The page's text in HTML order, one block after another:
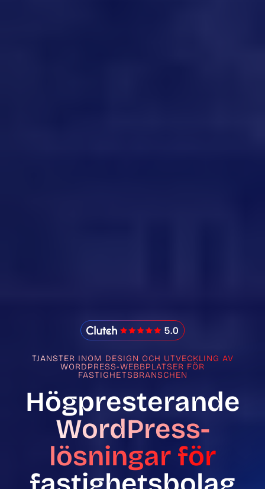
IMADO Reviews
TJÄNSTER INOM DESIGN OCH UTVECKLING AV
WORDPRESS-WEBBPLATSER FÖR
FASTIGHETSBRANSCHEN
Högpresterande
WordPress-
lösningar för